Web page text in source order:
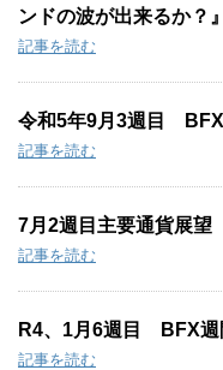
ンドの波が出来るか？』
記事を読む
令和5年9月3週目
記事を読む
7月2週目主要通貨展望
記事を読む
R4、1月6週目 BFX週
記事を読む